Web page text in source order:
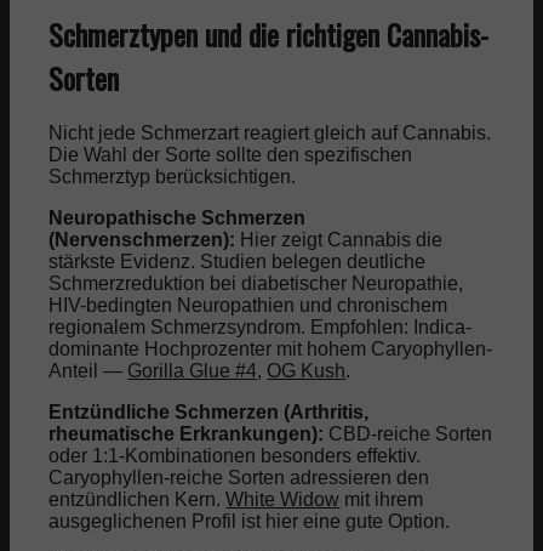
Schmerztypen und die richtigen Cannabis-
Sorten
Nicht jede Schmerzart reagiert gleich auf Cannabis.
Die Wahl der Sorte sollte den spezifischen
Schmerztyp berücksichtigen.
Neuropathische Schmerzen
(Nervenschmerzen): Hier zeigt Cannabis die
stärkste Evidenz. Studien belegen deutliche
Schmerzreduktion bei diabetischer Neuropathie,
HIV-bedingten Neuropathien und chronischem
regionalem Schmerzsyndrom. Empfohlen: Indica-
dominante Hochprozenter mit hohem Caryophyllen-
Anteil — Gorilla Glue #4, OG Kush.
Entzündliche Schmerzen (Arthritis,
rheumatische Erkrankungen): CBD-reiche Sorten
oder 1:1-Kombinationen besonders effektiv.
Caryophyllen-reiche Sorten adressieren den
entzündlichen Kern.White Widow mit ihrem
ausgeglichenen Profil ist hier eine gute Option.